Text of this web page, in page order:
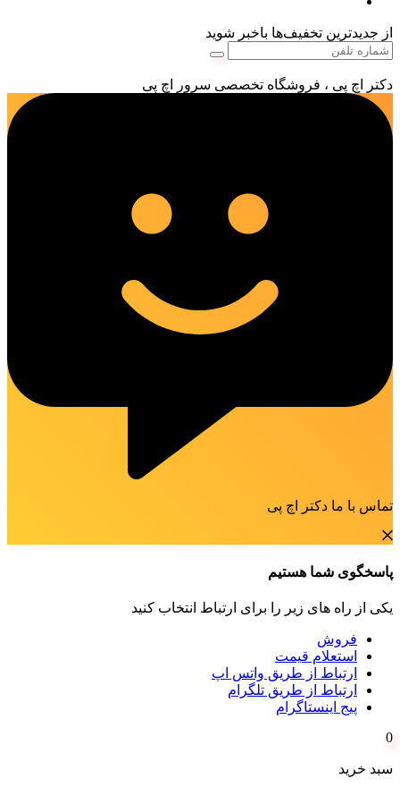
از جدیدترین تخفیف‌ها باخبر شوید
دکتر اچ پی ، فروشگاه تخصصی سرور اچ پی
تماس با ما دکتر اچ پی
پاسخگوی شما هستیم
یکی از راه های زیر را برای ارتباط انتخاب کنید
فروش
استعلام قیمت
ارتباط از طریق واتس اپ
ارتباط از طریق تلگرام
پیج اینستاگرام
0
سبد خرید